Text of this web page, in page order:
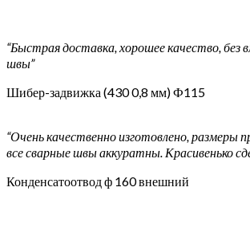
“Быстрая доставка, хорошее качество, без
швы”
Шибер-задвижка (430 0,8 мм) Ф115
“Очень качественно изготовлено, размеры
все сварные швы аккуратны. Красивенько
Конденсатоотвод ф 160 внешний